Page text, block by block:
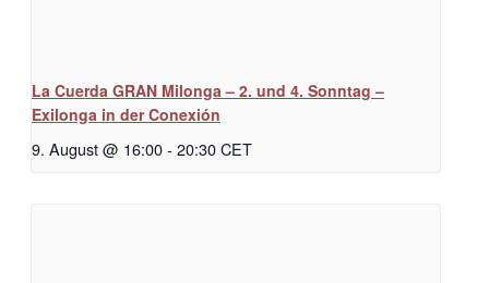
La Cuerda GRAN Milonga – 2. und 4. Sonntag –
Exilonga in der Conexión
9. August @ 16:00- 20:30CET